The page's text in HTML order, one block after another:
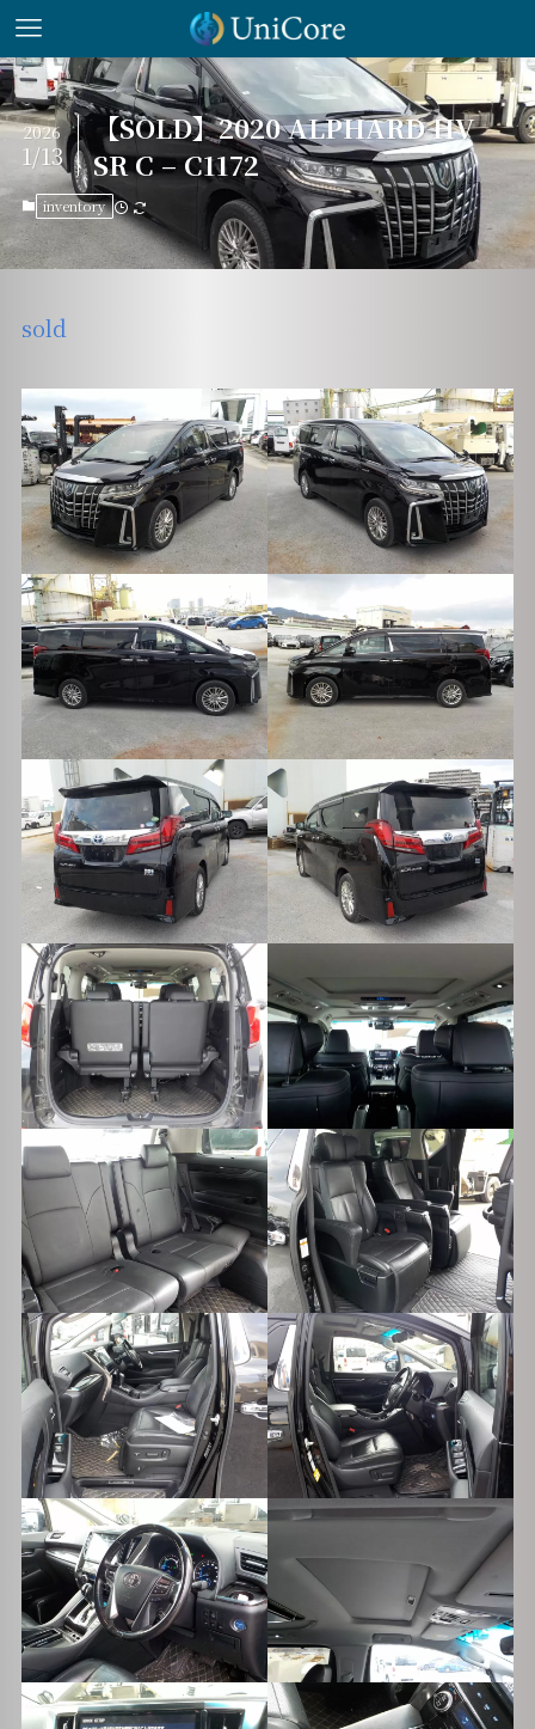
【SOLD】2020 ALPHARD HV
SR C – C1172
2026
1/13
inventory
sold